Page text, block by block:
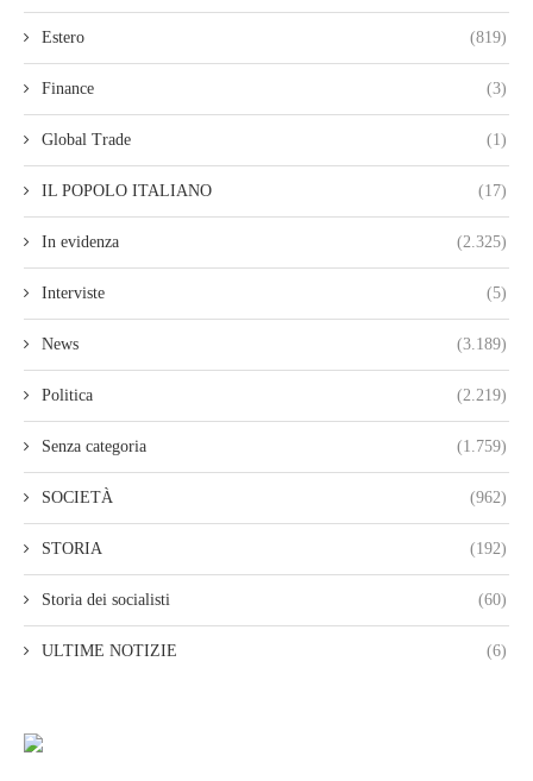
Estero (819)
Finance (3)
Global Trade (1)
IL POPOLO ITALIANO (17)
In evidenza (2.325)
Interviste (5)
News (3.189)
Politica (2.219)
Senza categoria (1.759)
SOCIETÀ (962)
STORIA (192)
Storia dei socialisti (60)
ULTIME NOTIZIE (6)